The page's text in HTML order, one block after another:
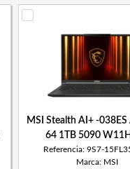
MSI Stealth AI+ -
64 1TB 5090
Referencia: 9S7-
Marca: MSI